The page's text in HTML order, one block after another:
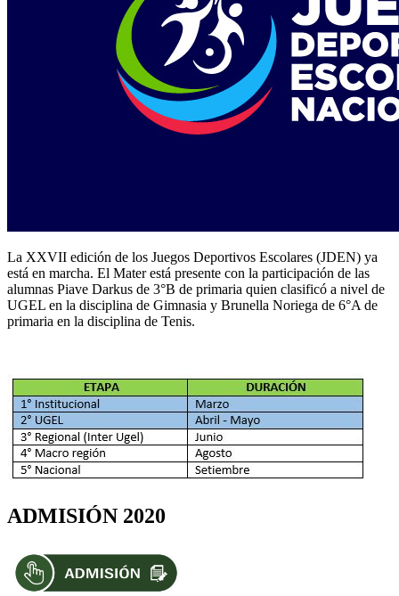
La XXVII edición de los Juegos Deportivos Escolares (JDEN) ya
está en marcha. El Mater está presente con la participación de las
alumnas Piave Darkus de 3°B de primaria quien clasificó a nivel de
UGEL en la disciplina de Gimnasia y Brunella Noriega de 6°A de
primaria en la disciplina de Tenis.
ADMISIÓN 2020